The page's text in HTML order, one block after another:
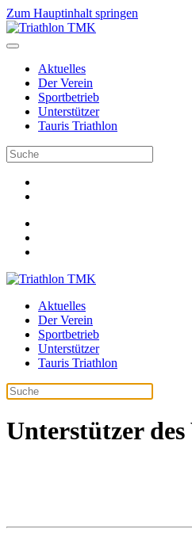
Zum Hauptinhalt springen
Aktuelles
Der Verein
Sportbetrieb
Unterstützer
Tauris Triathlon
Aktuelles
Der Verein
Sportbetrieb
Unterstützer
Tauris Triathlon
Unterstützer des